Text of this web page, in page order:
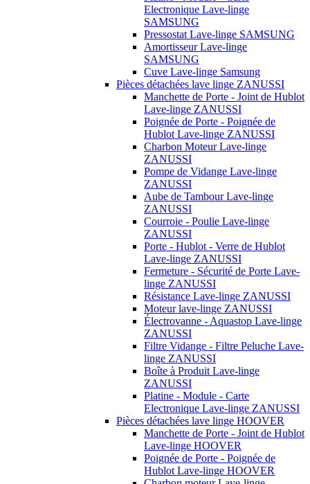
Electronique Lave-linge
SAMSUNG
Pressostat Lave-linge SAMSUNG
Amortisseur Lave-linge
SAMSUNG
Cuve Lave-linge Samsung
Pièces détachées lave linge ZANUSSI
Manchette de Porte - Joint de Hublot
Lave-linge ZANUSSI
Poignée de Porte - Poignée de
Hublot Lave-linge ZANUSSI
Charbon Moteur Lave-linge
ZANUSSI
Pompe de Vidange Lave-linge
ZANUSSI
Aube de Tambour Lave-linge
ZANUSSI
Courroie - Poulie Lave-linge
ZANUSSI
Porte - Hublot - Verre de Hublot
Lave-linge ZANUSSI
Fermeture - Sécurité de Porte Lave-
linge ZANUSSI
Résistance Lave-linge ZANUSSI
Moteur lave-linge ZANUSSI
Électrovanne - Aquastop Lave-linge
ZANUSSI
Filtre Vidange - Filtre Peluche Lave-
linge ZANUSSI
Boîte à Produit Lave-linge
ZANUSSI
Platine - Module - Carte
Electronique Lave-linge ZANUSSI
Pièces détachées lave linge HOOVER
Manchette de Porte - Joint de Hublot
Lave-linge HOOVER
Poignée de Porte - Poignée de
Hublot Lave-linge HOOVER